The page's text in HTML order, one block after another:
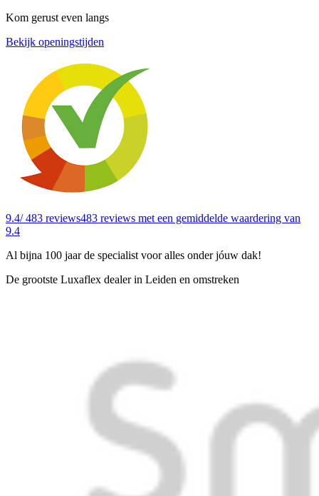
Kom gerust even langs
Bekijk openingstijden
9.4/ 483 reviews483 reviews met een gemiddelde waardering van
9.4
Al bijna 100 jaar de specialist voor alles onder jóuw dak!
De grootste Luxaflex dealer in Leiden en omstreken